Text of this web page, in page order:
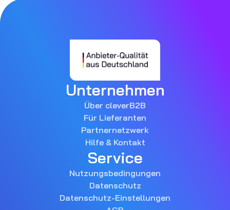
Unternehmen
Über cleverB2B
Für Lieferanten
Partnernetzwerk
Hilfe & Kontakt
Service
Nutzungsbedingungen
Datenschutz
Datenschutz-Einstellungen